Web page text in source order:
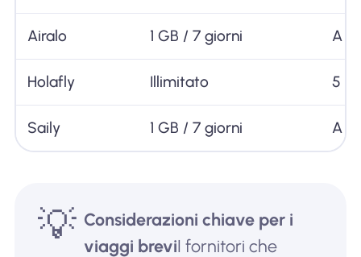
Airalo 1 GB / 7 giorni A
Holafly Illimitato 5
Saily 1 GB / 7 giorni A
💡 Considerazioni chiave per i
viaggi breviI fornitori che